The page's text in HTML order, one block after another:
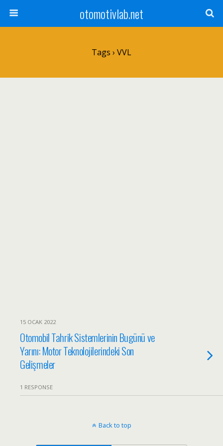
otomotivlab.net
Tags › VVL
15 OCAK 2022
Otomobil Tahrik Sistemlerinin Bugünü ve
Yarını: Motor Teknolojilerindeki Son
Gelişmeler
1 RESPONSE
Back to top